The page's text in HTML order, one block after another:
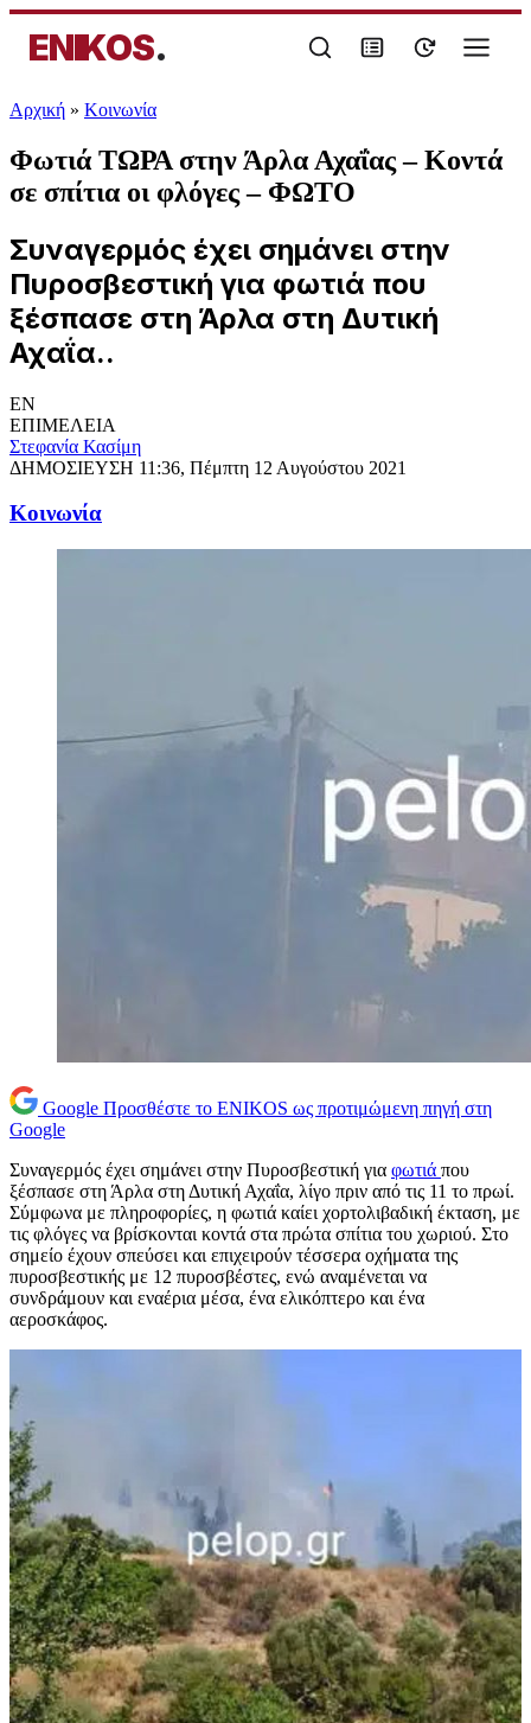
ENIKOS.
Αρχική » Κοινωνία
Φωτιά ΤΩΡΑ στην Άρλα Αχαΐας – Κοντά
σε σπίτια οι φλόγες – ΦΩΤΟ
Συναγερμός έχει σημάνει στην
Πυροσβεστική για φωτιά που
ξέσπασε στη Άρλα στη Δυτική
Αχαΐα..
EN
ΕΠΙΜΕΛΕΙΑ
Στεφανία Κασίμη
ΔΗΜΟΣΙΕΥΣΗ 11:36, Πέμπτη 12 Αυγούστου 2021
Κοινωνία
Google Προσθέστε το ENIKOS ως προτιμώμενη πηγή στη
Google
Συναγερμός έχει σημάνει στην Πυροσβεστική για φωτιά που
ξέσπασε στη Άρλα στη Δυτική Αχαΐα, λίγο πριν από τις 11 το πρωί.
Σύμφωνα με πληροφορίες, η φωτιά καίει χορτολιβαδική έκταση, με
τις φλόγες να βρίσκονται κοντά στα πρώτα σπίτια του χωριού. Στο
σημείο έχουν σπεύσει και επιχειρούν τέσσερα οχήματα της
πυροσβεστικής με 12 πυροσβέστες, ενώ αναμένεται να
συνδράμουν και εναέρια μέσα, ένα ελικόπτερο και ένα
αεροσκάφος.